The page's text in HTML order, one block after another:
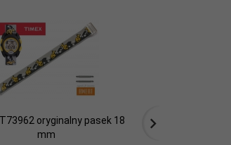
oryginalny pasek 18
mm